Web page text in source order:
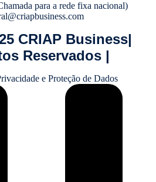
para a rede fixa nacional)
CRIAP Business|
Reservados |
e Proteção de Dados